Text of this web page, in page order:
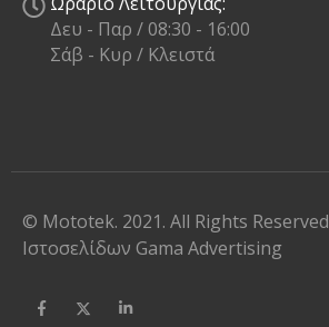
Δευ - Παρ / 08:30 - 16:00
Σάβ - Κυρ / Κλειστά
© Mototek. 2021. All Rights Reserved
Ιστοσελίδων Gama Advertising